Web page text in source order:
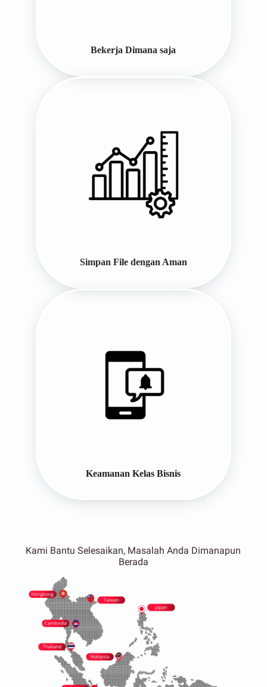
Bekerja Dimana saja
Simpan File dengan Aman
Keamanan Kelas Bisnis
Kami Bantu Selesaikan, Masalah Anda Dimanapun
Berada